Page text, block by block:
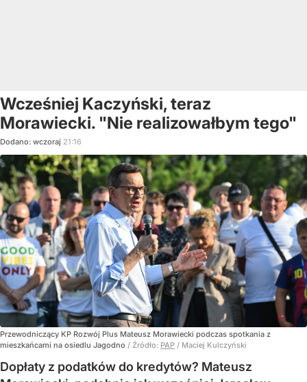
Wcześniej Kaczyński, teraz
Morawiecki. "Nie realizowałbym tego"
Dodano: wczoraj 21:16
Przewodniczący KP Rozwój Plus Mateusz Morawiecki podczas spotkania z
mieszkańcami na osiedlu Jagodno / Źródło: PAP / Maciej Kulczyński
Dopłaty z podatków do kredytów? Mateusz